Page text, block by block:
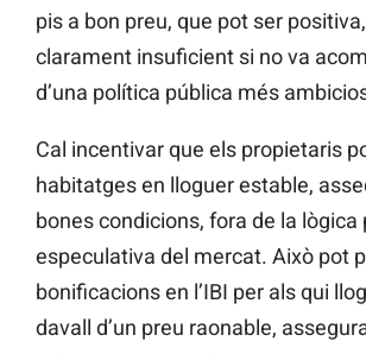
pis a bon preu, que pot ser
clarament insuficient si no va
d’una política pública més
Cal incentivar que els propietaris
habitatges en lloguer estable,
bones condicions, fora de la
especulativa del mercat. Això pot
bonificacions en l’IBI per als qui
davall d’un preu raonable,